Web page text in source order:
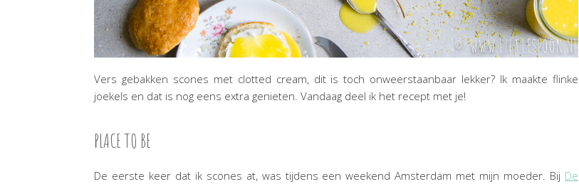
Vers gebakken scones met clotted cream, dit is toch onweerstaanbaar lekker? Ik maakte flinke
joekels en dat is nog eens extra genieten. Vandaag deel ik het recept met je!
PLACE TO BE
De eerste keer dat ik scones at, was tijdens een weekend Amsterdam met mijn moeder. Bij De